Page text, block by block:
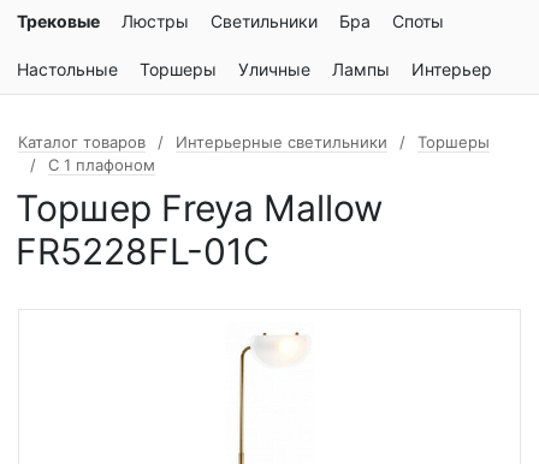
Трековые Люстры Светильники Бра Споты
Настольные Торшеры Уличные Лампы Интерьер
Каталог товаров Интерьерные светильники
Торшеры
С 1 плафоном
Торшер Freya Mallow
FR5228FL-01C